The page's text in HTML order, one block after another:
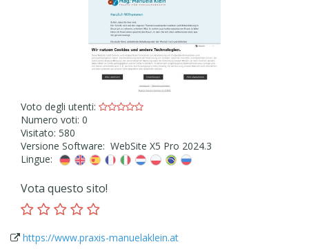
Voto degli utenti:
Numero voti: 0
Visitato: 580
Versione Software: WebSite X5 Pro 2024.3
Lingue:
Vota questo sito!
https://www.praxis-manuelaklein.at